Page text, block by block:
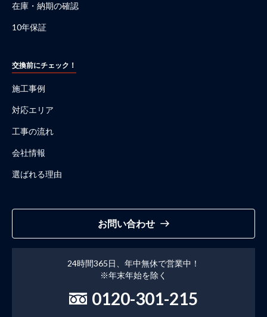
在庫・納期の確認
10年保証
交換前にチェック！
施工事例
対応エリア
工事の流れ
会社情報
選ばれる理由
お問い合わせ
24時間365日、年中無休で営業中！
※年末年始を除く
0120-301-215